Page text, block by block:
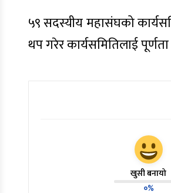
५९ सदस्यीय महासंघको
थप गरेर कार्यसमितिलाई
खुसी बनायो
०%